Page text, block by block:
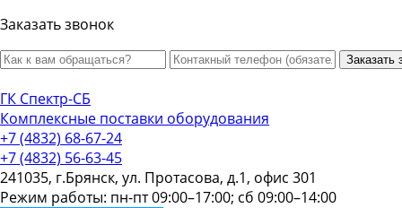
Заказать звонок
Заказать
ГК Спектр-СБ
Комплексные поставки оборудования
+7 (4832) 68-67-24
+7 (4832) 56-63-45
241035, г.Брянск, ул. Протасова, д.1, офис 301
Режим работы: пн-пт 09:00–17:00; сб 09:00–14:00